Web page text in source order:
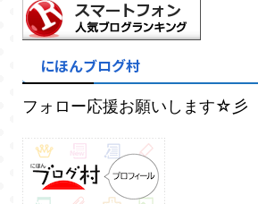
にほんブログ村
フォロー応援お願いします☆彡